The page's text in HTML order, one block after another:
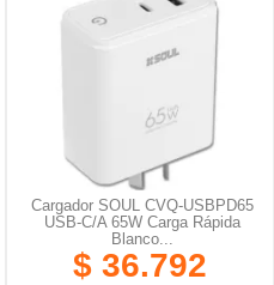
Cargador SOUL CVQ-USBPD65
USB-C/A 65W Carga Rápida
Blanco...
$ 36.792